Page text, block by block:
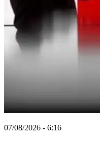
07/08/2026 - 6:16